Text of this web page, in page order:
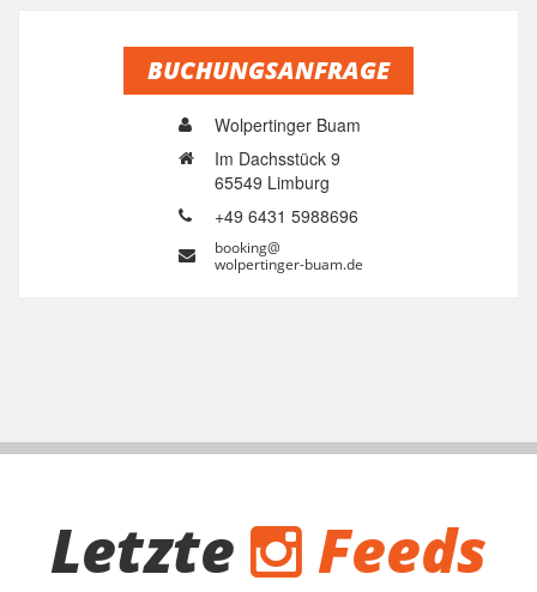
BUCHUNGSANFRAGE
Wolpertinger Buam
Im Dachsstück 9
65549 Limburg
+49 6431 5988696
booking@
wolpertinger-buam.de
Letzte Feeds